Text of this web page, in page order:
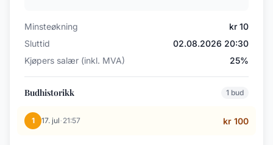
Minsteøkning
kr 10
Sluttid
02.08.2026 20:30
Kjøpers salær (inkl. MVA)
25%
Budhistorikk 1 bud
1 17. jul· 21:57 kr 100